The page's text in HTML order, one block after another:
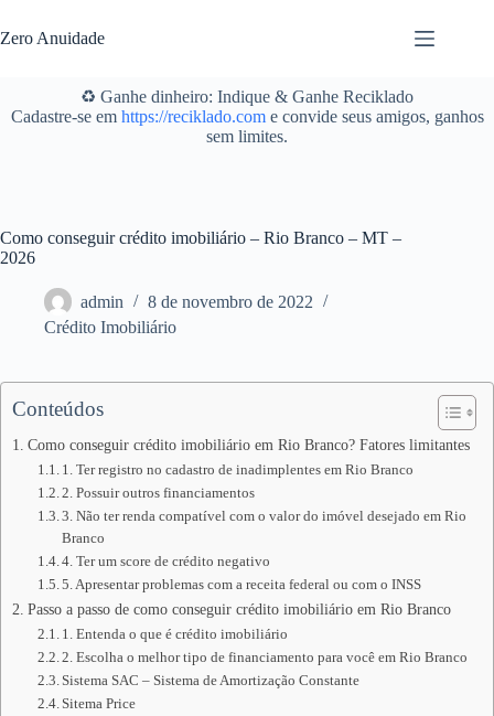
para
o
Zero Anuidade
♻️ Ganhe dinheiro: Indique & Ganhe Reciklado
Cadastre-se em https://reciklado.come convide seus amigos, ganhos
sem limites.
Como conseguir crédito imobiliário – Rio Branco – MT –
2026
admin
8 de novembro de 2022
Crédito Imobiliário
Conteúdos
Como conseguir crédito imobiliário em Rio Branco? Fatores limitantes
1. Ter registro no cadastro de inadimplentes em Rio Branco
2. Possuir outros financiamentos
3. Não ter renda compatível com o valor do imóvel desejado em Rio
Branco
4. Ter um score de crédito negativo
5. Apresentar problemas com a receita federal ou com o INSS
Passo a passo de como conseguir crédito imobiliário em Rio Branco
1. Entenda o que é crédito imobiliário
2. Escolha o melhor tipo de financiamento para você em Rio Branco
Sistema SAC – Sistema de Amortização Constante
Sitema Price